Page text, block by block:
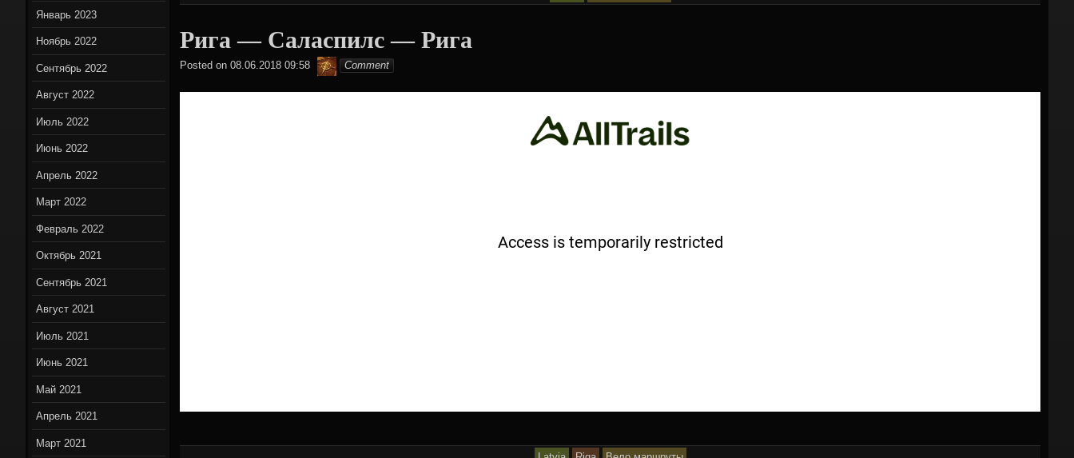
Рига — Саласпилс — Рига
Posted on 08.06.2018 09:58 Hamilton
Comment
Январь 2023
Ноябрь 2022
Сентябрь 2022
Август 2022
Июль 2022
Июнь 2022
Апрель 2022
Март 2022
Февраль 2022
Октябрь 2021
Сентябрь 2021
Август 2021
Июль 2021
Июнь 2021
Май 2021
Апрель 2021
Март 2021